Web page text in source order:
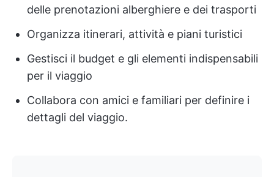
delle prenotazioni alberghiere e dei trasporti
Organizza itinerari, attività e piani turistici
Gestisci il budget e gli elementi indispensabili
per il viaggio
Collabora con amici e familiari per definire i
dettagli del viaggio.